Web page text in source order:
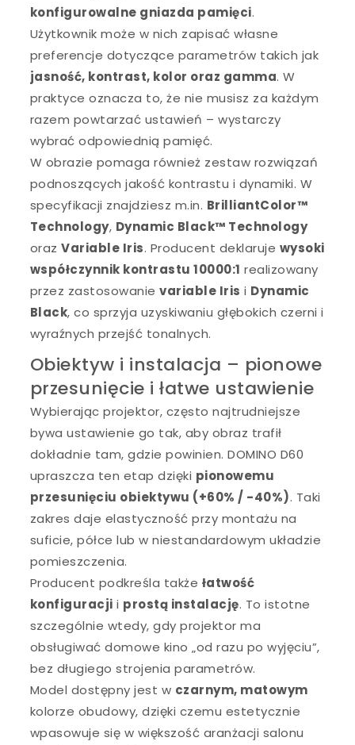
konfigurowalne gniazda pamięci.
Użytkownik może w nich zapisać własne
preferencje dotyczące parametrów takich jak
jasność, kontrast, kolor oraz gamma. W
praktyce oznacza to, że nie musisz za każdym
razem powtarzać ustawień – wystarczy
wybrać odpowiednią pamięć.
W obrazie pomaga również zestaw rozwiązań
podnoszących jakość kontrastu i dynamiki. W
specyfikacji znajdziesz m.in. BrilliantColor™
Technology, Dynamic Black™ Technology
orazVariable Iris. Producent deklaruje wysoki
współczynnik kontrastu 10000:1 realizowany
przez zastosowanievariable Iris i Dynamic
Black, co sprzyja uzyskiwaniu głębokich czerni i
wyraźnych przejść tonalnych.
Obiektyw i instalacja – pionowe
przesunięcie i łatwe ustawienie
Wybierając projektor, często najtrudniejsze
bywa ustawienie go tak, aby obraz trafił
dokładnie tam, gdzie powinien. DOMINO D60
upraszcza ten etap dzięki pionowemu
przesunięciu obiektywu (+60% / -40%). Taki
zakres daje elastyczność przy montażu na
suficie, półce lub w niestandardowym układzie
pomieszczenia.
Producent podkreśla także łatwość
konfiguracji i prostą instalację. To istotne
szczególnie wtedy, gdy projektor ma
obsługiwać domowe kino „od razu po wyjęciu”,
bez długiego strojenia parametrów.
Model dostępny jest w czarnym, matowym
kolorze obudowy, dzięki czemu estetycznie
wpasowuje się w większość aranżacji salonu